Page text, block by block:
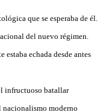
que se esperaba de él.
del nuevo régimen.
estaba echada desde antes
infructuoso batallar
nacionalismo moderno